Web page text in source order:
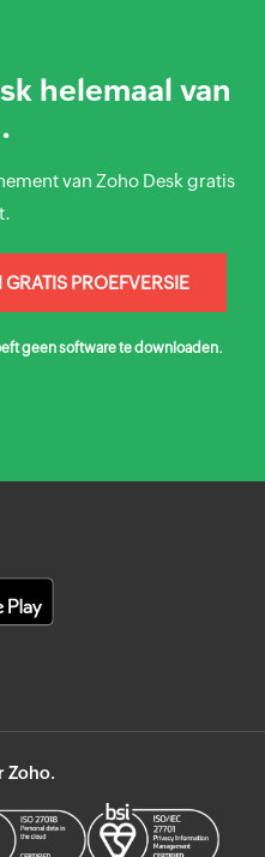
helemaal van
van Zoho Desk gratis
PROEFVERSIE
geen software te downloaden.
Zoho.